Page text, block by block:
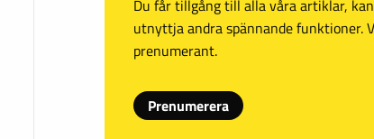
Du får tillgång till alla våra artiklar,
utnyttja andra spännande funktioner.
prenumerant.
Prenumerera